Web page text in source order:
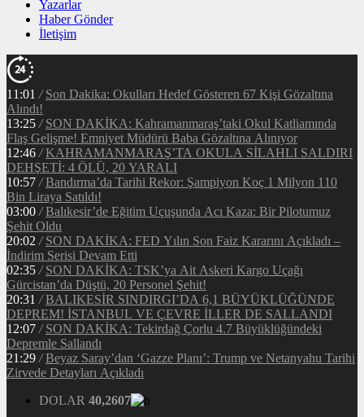
Yazarlar
Haber Gönder
İletişim
11:01 / Son Dakika: Okulları Hedef Gösteren 67 Kişi Gözaltına
Alındı!
13:25 / SON DAKİKA: Kahramanmaraş’taki Okul Katliamında
Flaş Gelişme! Emniyet Müdürü Baba Gözaltına Alınıyor
12:46 / KAHRAMANMARAŞ’TA OKULA SİLAHLI SALDIRI
DEHŞETİ: 4 ÖLÜ, 20 YARALI
10:57 / Bandırma’da Tarihi Rekor: Şampiyon Koç 1 Milyon 110
Bin Liraya Satıldı!
03:00 / Balıkesir’de Eğitim Uçuşunda Acı Kaza: Bir Pilotumuz
Şehit Oldu
20:02 / SON DAKİKA: FED Yılın Son Faiz Kararını Açıkladı –
İndirim Serisi Devam Etti
02:35 / SON DAKİKA: TSK’ya Ait Askeri Kargo Uçağı
Gürcistan’da Düştü, 20 Personel Şehit!
20:31 / BALIKESİR SINDIRGI’DA 6,1 BÜYÜKLÜĞÜNDE
DEPREM! İSTANBUL VE ÇEVRE İLLER DE SALLANDI
12:07 / SON DAKİKA: Tekirdağ Çorlu 4.7 Büyüklüğündeki
Depremle Sallandı
21:29 / Beyaz Saray’dan ‘Gazze Planı’: Trump ve Netanyahu Tarihi
Zirvede Detayları Açıkladı
DOLAR 40,2607